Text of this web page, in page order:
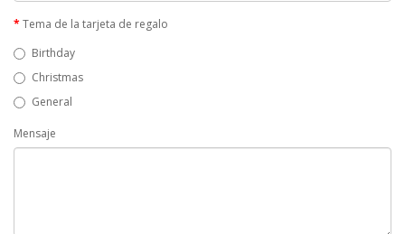
Tema de la tarjeta de regalo
Birthday
Christmas
General
Mensaje